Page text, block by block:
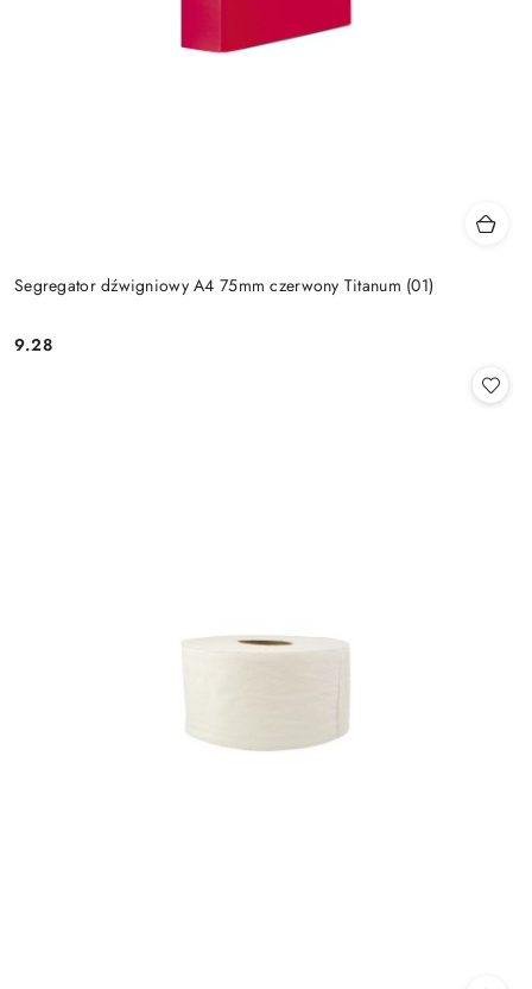
Segregator dźwigniowy A4 75mm czerwony Titanum (01)
Cena:
9.28